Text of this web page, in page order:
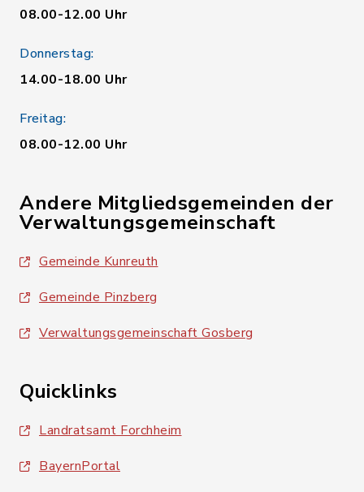
08.00-12.00 Uhr
Donnerstag:
14.00-18.00 Uhr
Freitag:
08.00-12.00 Uhr
Andere Mitgliedsgemeinden der
Verwaltungsgemeinschaft
Gemeinde Kunreuth
Gemeinde Pinzberg
Verwaltungsgemeinschaft Gosberg
Quicklinks
Landratsamt Forchheim
BayernPortal